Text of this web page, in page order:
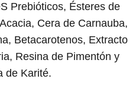
Prebióticos, Ésteres de
Cera de Carnauba,
Betacarotenos, Extracto
Resina de Pimentón y
de Karité.